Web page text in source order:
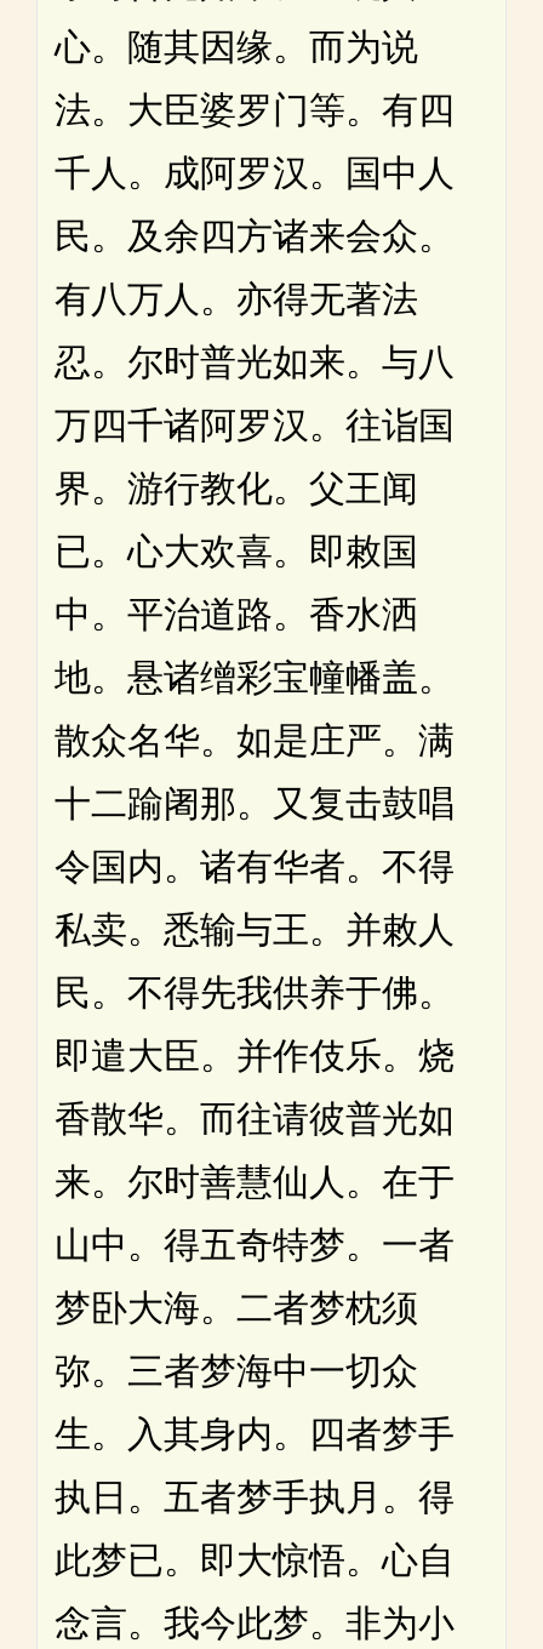
心。随其因缘。而为说
法。大臣婆罗门等。有四
千人。成阿罗汉。国中人
民。及余四方诸来会众。
有八万人。亦得无著法
忍。尔时普光如来。与八
万四千诸阿罗汉。往诣国
界。游行教化。父王闻
已。心大欢喜。即敕国
中。平治道路。香水洒
地。悬诸缯彩宝幢幡盖。
散众名华。如是庄严。满
十二踰阇那。又复击鼓唱
令国内。诸有华者。不得
私卖。悉输与王。并敕人
民。不得先我供养于佛。
即遣大臣。并作伎乐。烧
香散华。而往请彼普光如
来。尔时善慧仙人。在于
山中。得五奇特梦。一者
梦卧大海。二者梦枕须
弥。三者梦海中一切众
生。入其身内。四者梦手
执日。五者梦手执月。得
此梦已。即大惊悟。心自
念言。我今此梦。非为小